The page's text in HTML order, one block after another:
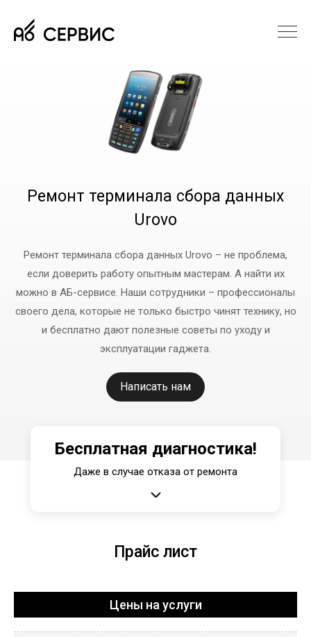
Ремонт терминала сбора данных
Urovo
Ремонт терминала сбора данных Urovo – не проблема,
если доверить работу опытным мастерам. А найти их
можно в АБ-сервисе. Наши сотрудники – профессионалы
своего дела, которые не только быстро чинят технику, но
и бесплатно дают полезные советы по уходу и
эксплуатации гаджета.
Написать нам
Бесплатная диагностика!
Даже в случае отказа от ремонта
Прайс лист
Цены на услуги